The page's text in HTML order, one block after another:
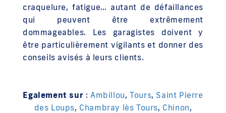
craquelure, fatigue… autant de défaillances
qui peuvent être extrêmement
dommageables. Les garagistes doivent y
être particulièrement vigilants et donner des
conseils avisés à leurs clients.
Egalement sur : Ambillou,Tours, Saint Pierre
des Loups, Chambray lès Tours, Chinon,